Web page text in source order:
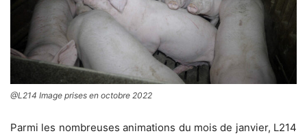
@L214 Image prises en octobre 2022
Parmi les nombreuses animations du mois de janvier, L214